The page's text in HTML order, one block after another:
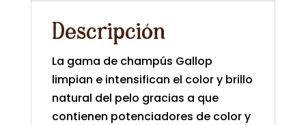
Descripción
La gama de champús Gallop
limpian e intensifican el color y brillo
natural del pelo gracias a que
contienen potenciadores de color y